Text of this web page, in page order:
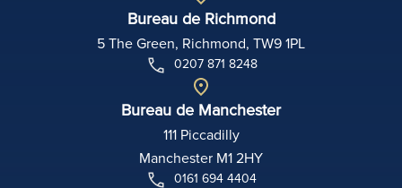
Bureau de Richmond
5 The Green, Richmond, TW9 1PL
0207 871 8248
Bureau de Manchester
111 Piccadilly
Manchester M1 2HY
0161 694 4404